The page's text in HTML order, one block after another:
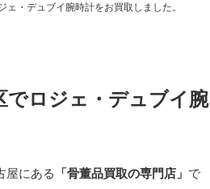
・デュブイ腕時計をお買取しました。
でロジェ・デュブイ腕
屋にある 「骨董品買取の専門店」 で